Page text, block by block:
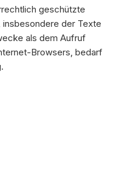
geschützte
insbesondere der Texte
als dem Aufruf
Browsers, bedarf